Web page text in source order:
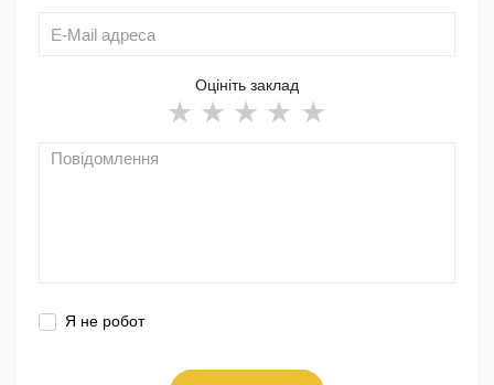
Оцініть заклад
Я не робот